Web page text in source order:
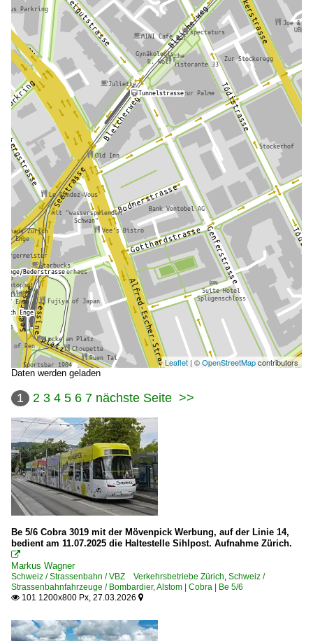
Leaflet | ©OpenStreetMapcontributors
Daten werden geladen
1 2 3 4 5 6 7 nächste Seite >>
Be 5/6 Cobra 3019 mit der Mövenpick Werbung, auf der Linie 14,
bedient am 11.07.2025 die Haltestelle Sihlpost. Aufnahme Zürich.

Markus Wagner
Schweiz / Strassenbahn / VBZ Verkehrsbetriebe Zürich Schweiz /
Strassenbahnfahrzeuge / Bombardier, Alstom | Cobra | Be 5/6
 101 1200x800 Px, 27.03.2026 